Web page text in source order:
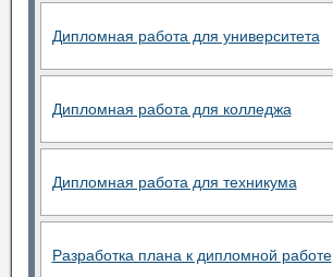
Дипломная работа для университета
Дипломная работа для колледжа
Дипломная работа для техникума
Разработка плана к дипломной работе